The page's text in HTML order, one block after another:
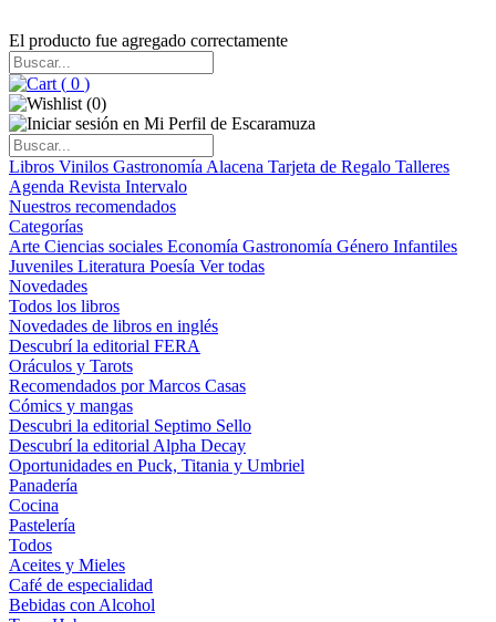
El producto fue agregado correctamente
( 0 )
(0)
Libros Vinilos Gastronomía Alacena Tarjeta de Regalo Talleres
Agenda Revista Intervalo
Nuestros recomendados
Categorías
Arte Ciencias sociales Economía Gastronomía Género Infantiles
Juveniles Literatura Poesía Ver todas
Novedades
Todos los libros
Novedades de libros en inglés
Descubrí la editorial FERA
Oráculos y Tarots
Recomendados por Marcos Casas
Cómics y mangas
Descubri la editorial Septimo Sello
Descubrí la editorial Alpha Decay
Oportunidades en Puck, Titania y Umbriel
Panadería
Cocina
Pastelería
Todos
Aceites y Mieles
Café de especialidad
Bebidas con Alcohol